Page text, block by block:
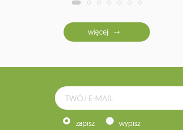
więcej
zapisz wypisz